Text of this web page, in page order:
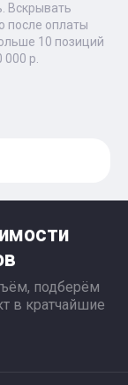
Вскрывать
после оплаты
10 позиций
р.
подберём
в кратчайшие